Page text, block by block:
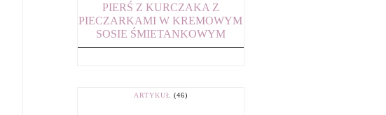
PIERŚ Z KURCZAKA Z
PIECZARKAMI W KREMOWYM
SOSIE ŚMIETANKOWYM
ARTYKUŁ (46)